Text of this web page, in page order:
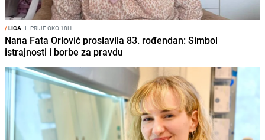
/LICA I PRIJE OKO 18H
Nana Fata Orlović proslavila 83. rođendan: Simbol
istrajnosti i borbe za pravdu